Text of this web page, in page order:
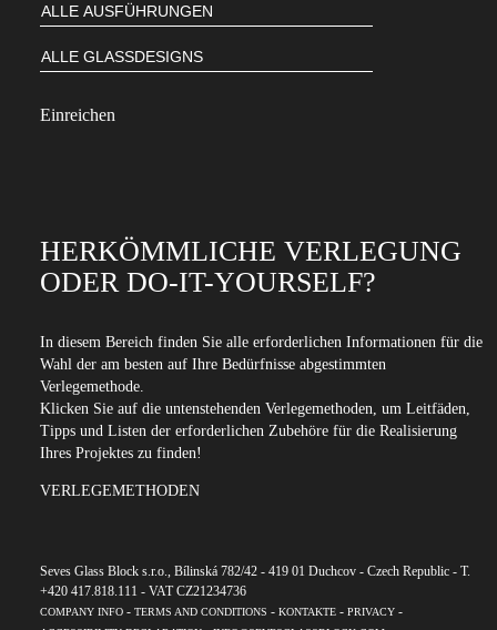
HERKÖMMLICHE VERLEGUNG
ODER DO-IT-YOURSELF?
In diesem Bereich finden Sie alle erforderlichen Informationen für die
Wahl der am besten auf Ihre Bedürfnisse abgestimmten
Verlegemethode.
Klicken Sie auf die untenstehenden Verlegemethoden, um Leitfäden,
Tipps und Listen der erforderlichen Zubehöre für die Realisierung
Ihres Projektes zu finden!
VERLEGEMETHODEN
Seves Glass Block s.r.o., Bílinská 782/42 - 419 01 Duchcov - Czech Republic - T.
+420 417.818.111 - VAT CZ21234736
COMPANY INFO- TERMS AND CONDITIONS - KONTAKTE- PRIVACY-